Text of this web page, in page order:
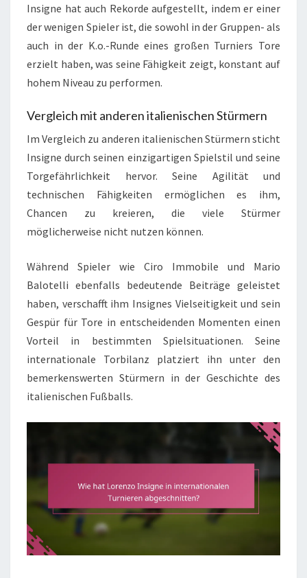
Insigne hat auch Rekorde aufgestellt, indem er einer
der wenigen Spieler ist, die sowohl in der Gruppen- als
auch in der K.o.-Runde eines großen Turniers Tore
erzielt haben, was seine Fähigkeit zeigt, konstant auf
hohem Niveau zu performen.
Vergleich mit anderen italienischen Stürmern
Im Vergleich zu anderen italienischen Stürmern sticht
Insigne durch seinen einzigartigen Spielstil und seine
Torgefährlichkeit hervor. Seine Agilität und
technischen Fähigkeiten ermöglichen es ihm,
Chancen zu kreieren, die viele Stürmer
möglicherweise nicht nutzen können.
Während Spieler wie Ciro Immobile und Mario
Balotelli ebenfalls bedeutende Beiträge geleistet
haben, verschafft ihm Insignes Vielseitigkeit und sein
Gespür für Tore in entscheidenden Momenten einen
Vorteil in bestimmten Spielsituationen. Seine
internationale Torbilanz platziert ihn unter den
bemerkenswerten Stürmern in der Geschichte des
italienischen Fußballs.